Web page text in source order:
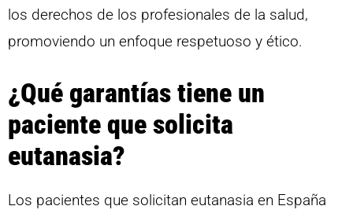
los derechos de los profesionales de la salud,
promoviendo un enfoque respetuoso y ético.
¿Qué garantías tiene un
paciente que solicita
eutanasia?
Los pacientes que solicitan eutanasia en España